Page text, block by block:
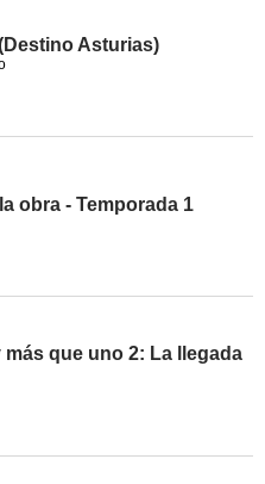
Asturias)
obra - Temporada 1
más que uno 2: La llegada